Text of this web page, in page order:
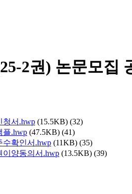
2권) 논문모집
청서.hwp (15.5KB) (32)
플.hwp (47.5KB) (41)
수확인서.hwp (11KB) (35)
이양동의서.hwp (13.5KB) (39)